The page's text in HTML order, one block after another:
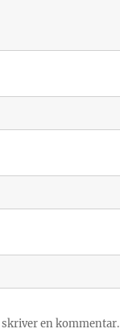
en kommentar.